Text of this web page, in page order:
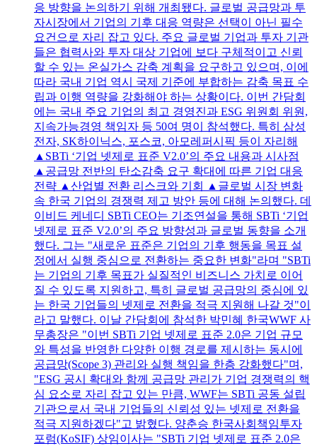
응 방향을 논의하기 위해 개최됐다. 글로벌 공급망과 투
자시장에서 기업의 기후 대응 역량은 선택이 아닌 필수
요건으로 자리 잡고 있다. 주요 글로벌 기업과 투자 기관
들은 협력사와 투자 대상 기업에 보다 구체적이고 신뢰
할 수 있는 온실가스 감축 계획을 요구하고 있으며, 이에
따라 국내 기업 역시 국제 기준에 부합하는 감축 목표 수
립과 이행 역량을 강화해야 하는 상황이다. 이번 간담회
에는 국내 주요 기업의 최고 경영진과 ESG 위원회 위원,
지속가능경영 책임자 등 50여 명이 참석했다. 특히 삼성
전자, SK하이닉스, 포스코, 아모레퍼시픽 등이 자리해
▲SBTi ‘기업 넷제로 표준 V2.0’의 주요 내용과 시사점
▲공급망 전반의 탄소감축 요구 확대에 따른 기업 대응
전략 ▲산업별 전환 리스크와 기회 ▲글로벌 시장 변화
속 한국 기업의 경쟁력 제고 방안 등에 대해 논의했다. 데
이비드 케네디 SBTi CEO는 기조연설을 통해 SBTi ‘기업
넷제로 표준 V2.0’의 주요 방향성과 글로벌 동향을 소개
했다. 그는 "새로운 표준은 기업의 기후 행동을 목표 설
정에서 실행 중심으로 전환하는 중요한 변화"라며 "SBTi
는 기업의 기후 목표가 실질적인 비즈니스 가치로 이어
질 수 있도록 지원하고, 특히 글로벌 공급망의 중심에 있
는 한국 기업들의 넷제로 전환을 적극 지원해 나갈 것"이
라고 말했다. 이날 간담회에 참석한 박민혜 한국WWF 사
무총장은 "이번 SBTi 기업 넷제로 표준 2.0은 기업 규모
와 특성을 반영한 다양한 이행 경로를 제시하는 동시에
공급망(Scope 3) 관리와 실행 책임을 한층 강화했다"며,
"ESG 공시 확대와 함께 공급망 관리가 기업 경쟁력의 핵
심 요소로 자리 잡고 있는 만큼, WWF는 SBTi 공동 설립
기관으로서 국내 기업들의 신뢰성 있는 넷제로 전환을
적극 지원하겠다"고 밝혔다. 양춘승 한국사회책임투자
포럼(KoSIF) 상임이사는 "SBTi 기업 넷제로 표준 2.0은